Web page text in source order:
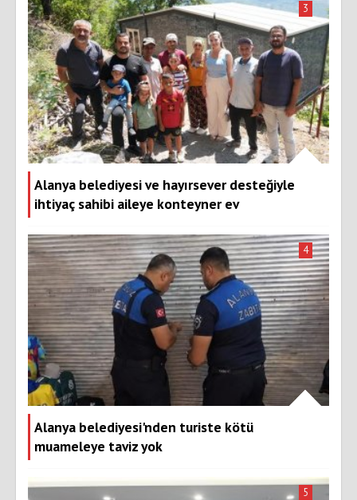
Alanya belediyesi ve hayırsever desteğiyle
ihtiyaç sahibi aileye konteyner ev
3
Alanya belediyesi'nden turiste kötü
muameleye taviz yok
4
5